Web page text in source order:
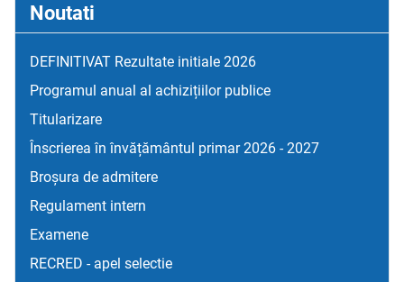
Noutati
DEFINITIVAT Rezultate initiale 2026
Programul anual al achizițiilor publice
Titularizare
Înscrierea în învățământul primar 2026 - 2027
Broșura de admitere
Regulament intern
Examene
RECRED - apel selectie